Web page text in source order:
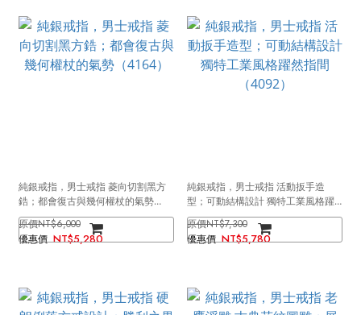
純銀戒指，男士戒指 菱向切割黑方
鋯；都會復古與幾何權杖的氣勢
（4164）
NT$6,000
NT$5,280
純銀戒指，男士戒指 活動扳手造
型；可動結構設計 獨特工業風格躍
然指間（4092）
NT$7,300
NT$5,780